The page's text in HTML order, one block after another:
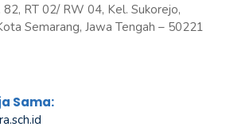
RT 02/ RW 04, Kel. Sukorejo,
Semarang, Jawa Tengah – 50221
Sama:
.sch.id